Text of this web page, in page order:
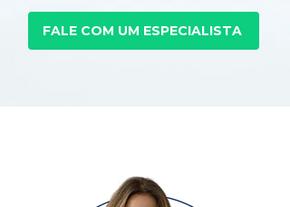
FALE COM UM ESPECIALISTA